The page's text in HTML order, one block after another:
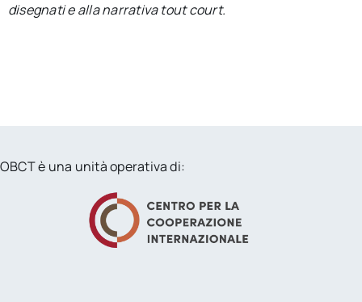
disegnati e alla narrativa tout court.
OBCT è una unità operativa di: